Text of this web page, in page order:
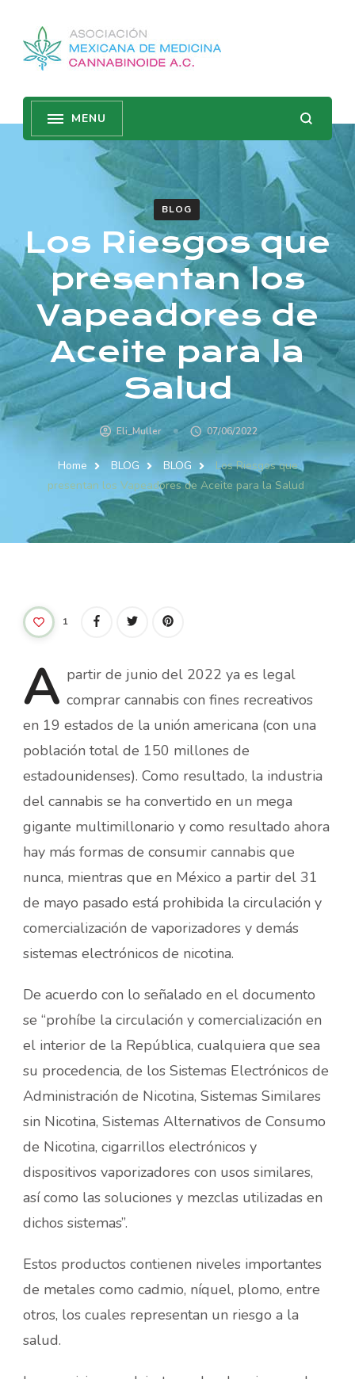
BLOG
Los Riesgos que
presentan los
Vapeadores de
Aceite para la
Salud
Eli_Muller 07/06/2022
Home BLOG BLOG
Los Riesgos que
presentan los Vapeadores de Aceite para la Salud
1
A partir de junio del 2022 ya es legal
comprar cannabis con fines recreativos
en 19 estados de la unión americana (con una
población total de 150 millones de
estadounidenses). Como resultado, la industria
del cannabis se ha convertido en un mega
gigante multimillonario y como resultado ahora
hay más formas de consumir cannabis que
nunca, mientras que en México a partir del 31
de mayo pasado está prohibida la circulación y
comercialización de vaporizadores y demás
sistemas electrónicos de nicotina.
De acuerdo con lo señalado en el documento
se “prohíbe la circulación y comercialización en
el interior de la República, cualquiera que sea
su procedencia, de los Sistemas Electrónicos de
Administración de Nicotina, Sistemas Similares
sin Nicotina, Sistemas Alternativos de Consumo
de Nicotina, cigarrillos electrónicos y
dispositivos vaporizadores con usos similares,
así como las soluciones y mezclas utilizadas en
dichos sistemas”.
Estos productos contienen niveles importantes
de metales como cadmio, níquel, plomo, entre
otros, los cuales representan un riesgo a la
salud.